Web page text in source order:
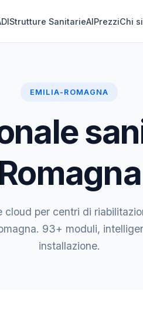
Strutture SanitarieAIPrezziChi
EMILIA-ROMAGNA
Romagna
cloud per centri di
93+ moduli,
installazione.